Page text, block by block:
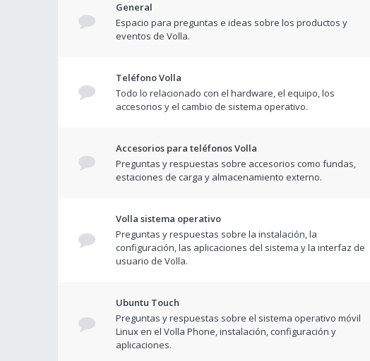
General
Espacio para preguntas e ideas sobre los productos y
eventos de Volla.
Teléfono Volla
Todo lo relacionado con el hardware, el equipo, los
accesorios y el cambio de sistema operativo.
Accesorios para teléfonos Volla
Preguntas y respuestas sobre accesorios como fundas,
estaciones de carga y almacenamiento externo.
Volla sistema operativo
Preguntas y respuestas sobre la instalación, la
configuración, las aplicaciones del sistema y la interfaz de
usuario de Volla.
Ubuntu Touch
Preguntas y respuestas sobre el sistema operativo móvil
Linux en el Volla Phone, instalación, configuración y
aplicaciones.